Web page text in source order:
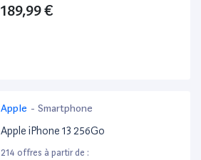
189,99 €
Apple - Smartphone
Apple iPhone 13 256Go
214 offres à partir de :